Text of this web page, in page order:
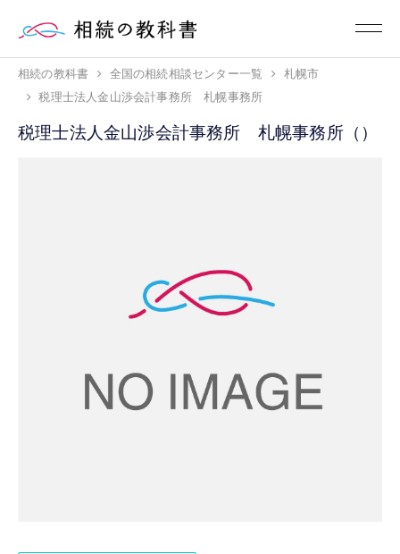
相続の教科書 全国の相続相談センター一覧
札幌市
税理士法人金山渉会計事務所 札幌事務所
税理士法人金山渉会計事務所 札幌事務所（）